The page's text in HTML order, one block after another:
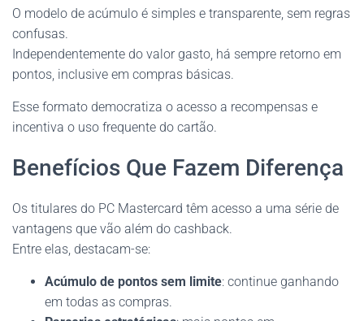
O modelo de acúmulo é simples e transparente, sem regras
confusas.
Independentemente do valor gasto, há sempre retorno em
pontos, inclusive em compras básicas.
Esse formato democratiza o acesso a recompensas e
incentiva o uso frequente do cartão.
Benefícios Que Fazem Diferença
Os titulares do PC Mastercard têm acesso a uma série de
vantagens que vão além do cashback.
Entre elas, destacam-se:
Acúmulo de pontos sem limite: continue ganhando
em todas as compras.